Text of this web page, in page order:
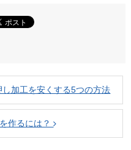
加工を安くする5つの方法
作るには？